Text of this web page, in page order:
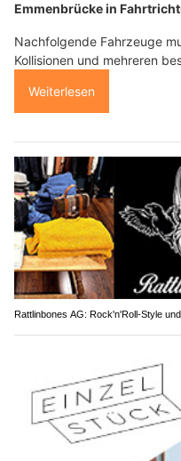
Emmenbrücke in
Nachfolgende Fahrzeuge
Kollisionen und mehreren
Weiterlesen
Rattlinbones AG: Rock'n'Roll-Style